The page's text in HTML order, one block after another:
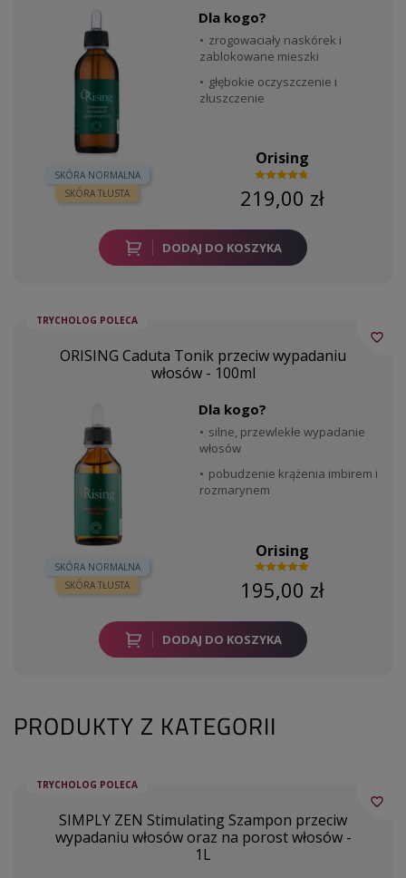
SKÓRA NORMALNA
SKÓRA TŁUSTA
Dla kogo?
zrogowaciały naskórek i
zablokowane mieszki
głębokie oczyszczenie i
złuszczenie
Orising
219,00 zł
DODAJ DO KOSZYKA
TRYCHOLOG POLECA
ORISING Caduta Tonik przeciw wypadaniu
włosów - 100ml
SKÓRA NORMALNA
SKÓRA TŁUSTA
Dla kogo?
silne, przewlekłe wypadanie
włosów
pobudzenie krążenia imbirem i
rozmarynem
Orising
195,00 zł
DODAJ DO KOSZYKA
favorite_border
PRODUKTY Z KATEGORII
TRYCHOLOG POLECA
SIMPLY ZEN Stimulating Szampon przeciw
wypadaniu włosów oraz na porost włosów -
1L
favorite_border